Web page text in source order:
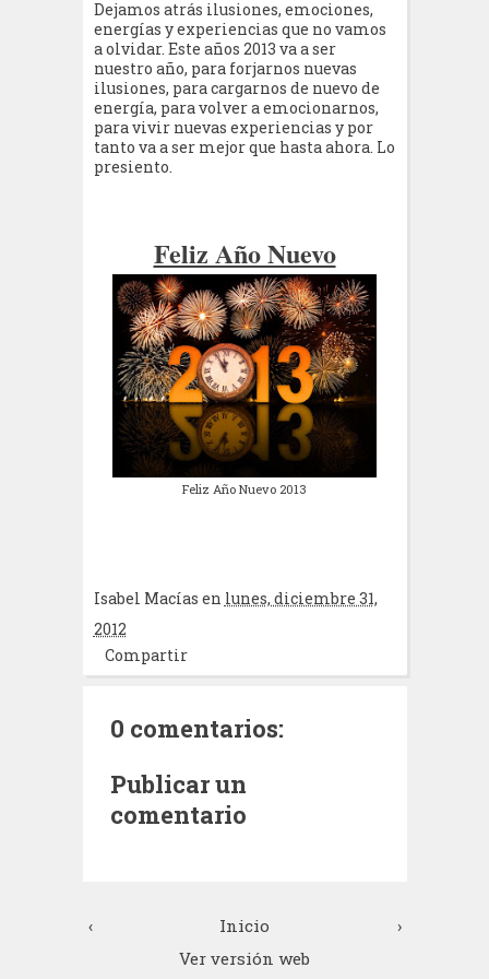
Dejamos atrás ilusiones, emociones,
energías y experiencias que no vamos
a olvidar. Este años 2013 va a ser
nuestro año, para forjarnos nuevas
ilusiones, para cargarnos de nuevo de
energía, para volver a emocionarnos,
para vivir nuevas experiencias y por
tanto va a ser mejor que hasta ahora. Lo
presiento.
Feliz Año Nuevo
Feliz Año Nuevo 2013
Isabel Macías en lunes, diciembre 31,
2012
Compartir
0 comentarios:
Publicar un
comentario
‹ ›
Inicio
Ver versión web